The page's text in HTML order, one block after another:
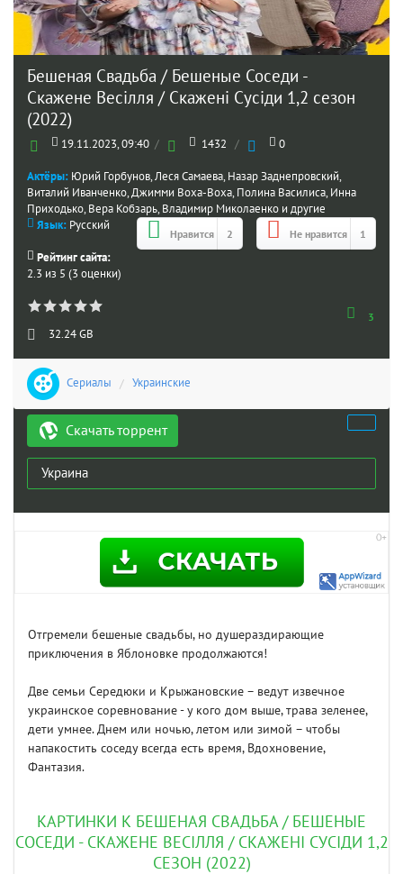
Бешеная Свадьба / Бешеные Соседи -
Скажене Весілля / Скажені Сусіди 1,2 сезон
(2022)
19.11.2023, 09:40 / 1432 / 0
Актёры: Юрий Горбунов, Леся Самаева, Назар Заднепровский,
Виталий Иванченко, Джимми Воха-Воха, Полина Василиса, Инна
Приходько, Вера Кобзарь, Владимир Миколаенко и другие
Нравится 2 Не нравится 1
Язык: Русский
Рейтинг сайта:
2.3 из 5 (3 оценки)
3
32.24 GB
Сериалы / Украинские
Скачать торрент
Украина
Отгремели бешеные свадьбы, но душераздирающие
приключения в Яблоновке продолжаются!
Две семьи Середюки и Крыжановские – ведут извечное
украинское соревнование - у кого дом выше, трава зеленее,
дети умнее. Днем или ночью, летом или зимой – чтобы
напакостить соседу всегда есть время, Вдохновение,
Фантазия.
КАРТИНКИ К БЕШЕНАЯ СВАДЬБА / БЕШЕНЫЕ
СОСЕДИ - СКАЖЕНЕ ВЕСІЛЛЯ / СКАЖЕНІ СУСІДИ 1,2
СЕЗОН (2022)